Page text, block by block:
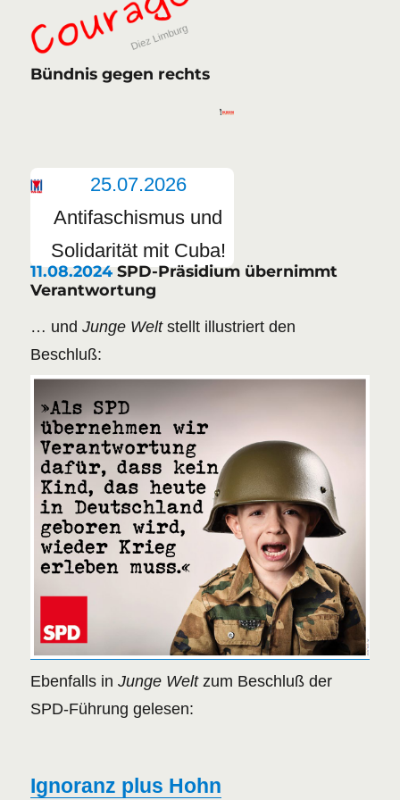
Bündnis gegen rechts
25.07.2026
Antifaschismus und
Solidarität mit Cuba!
11.08.2024 SPD-Präsidium übernimmt
Verantwortung
… undJunge Weltstellt illustriert den
Beschluß:
Ebenfalls inJunge Welt zum Beschluß der
SPD-Führung gelesen:
Ignoranz plus Hohn